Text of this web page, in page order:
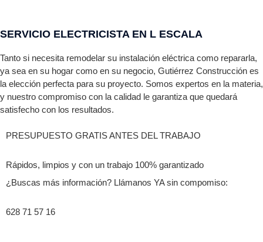
SERVICIO ELECTRICISTA EN L ESCALA
Tanto si necesita remodelar su instalación eléctrica como repararla,
ya sea en su hogar como en su negocio, Gutiérrez Construcción es
la elección perfecta para su proyecto. Somos expertos en la materia,
y nuestro compromiso con la calidad le garantiza que quedará
satisfecho con los resultados.
PRESUPUESTO GRATIS ANTES DEL TRABAJO
Rápidos, limpios y con un trabajo 100% garantizado
¿Buscas más información? Llámanos YA sin compomiso:
628 71 57 16